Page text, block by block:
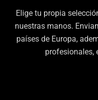
Elige tu propia
nuestras manos.
países de Europa,
profesionales,